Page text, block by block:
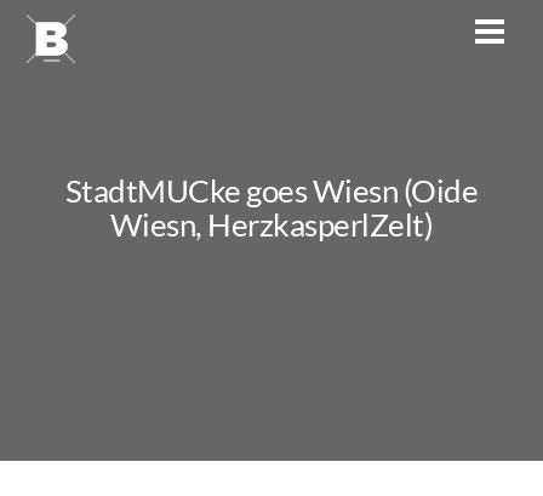
Skip
StadtMUCke goes Wiesn (Oide
Wiesn, HerzkasperlZelt)